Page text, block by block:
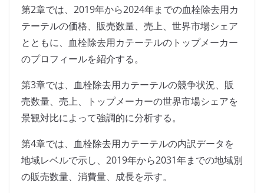
第2章では、2019年から2024年までの血栓除去用カ
テーテルの価格、販売数量、売上、世界市場シェア
とともに、血栓除去用カテーテルのトップメーカー
のプロフィールを紹介する。
第3章では、血栓除去用カテーテルの競争状況、販
売数量、売上、トップメーカーの世界市場シェアを
景観対比によって強調的に分析する。
第4章では、血栓除去用カテーテルの内訳データを
地域レベルで示し、2019年から2031年までの地域別
の販売数量、消費量、成長を示す。